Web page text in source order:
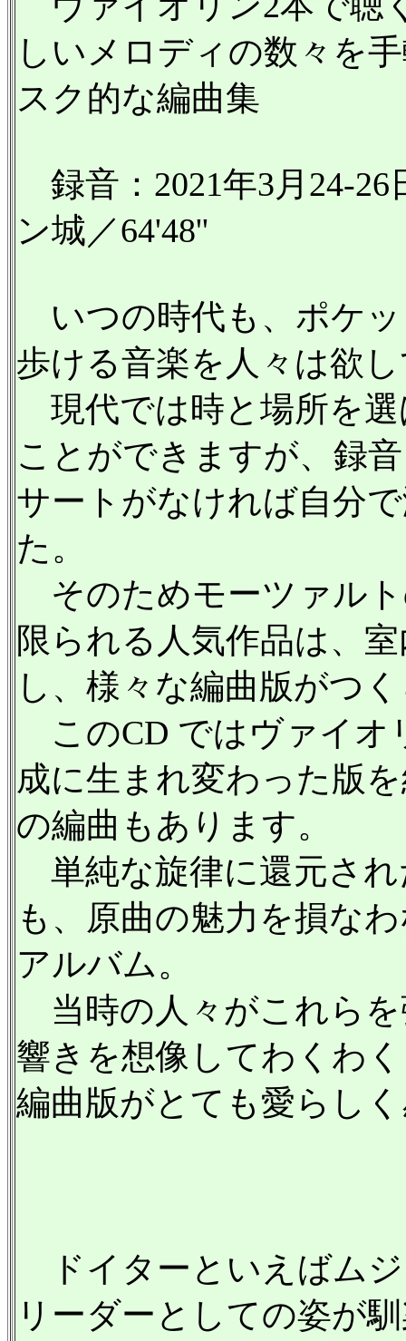
しいメロディの数々を
スク的な編曲集
録音：2021年3月
ン城／64'48''
いつの時代も、ポケ
歩ける音楽を人々は欲
現代では時と場所を
ことができますが、録
サートがなければ自分
た。
そのためモーツァル
限られる人気作品は、
し、様々な編曲版がつ
このCD ではヴァイオ
成に生まれ変わった版
の編曲もあります。
単純な旋律に還元さ
も、原曲の魅力を損な
アルバム。
当時の人々がこれら
響きを想像してわくわ
編曲版がとても愛らし
ドイターといえばム
リーダーとしての姿が